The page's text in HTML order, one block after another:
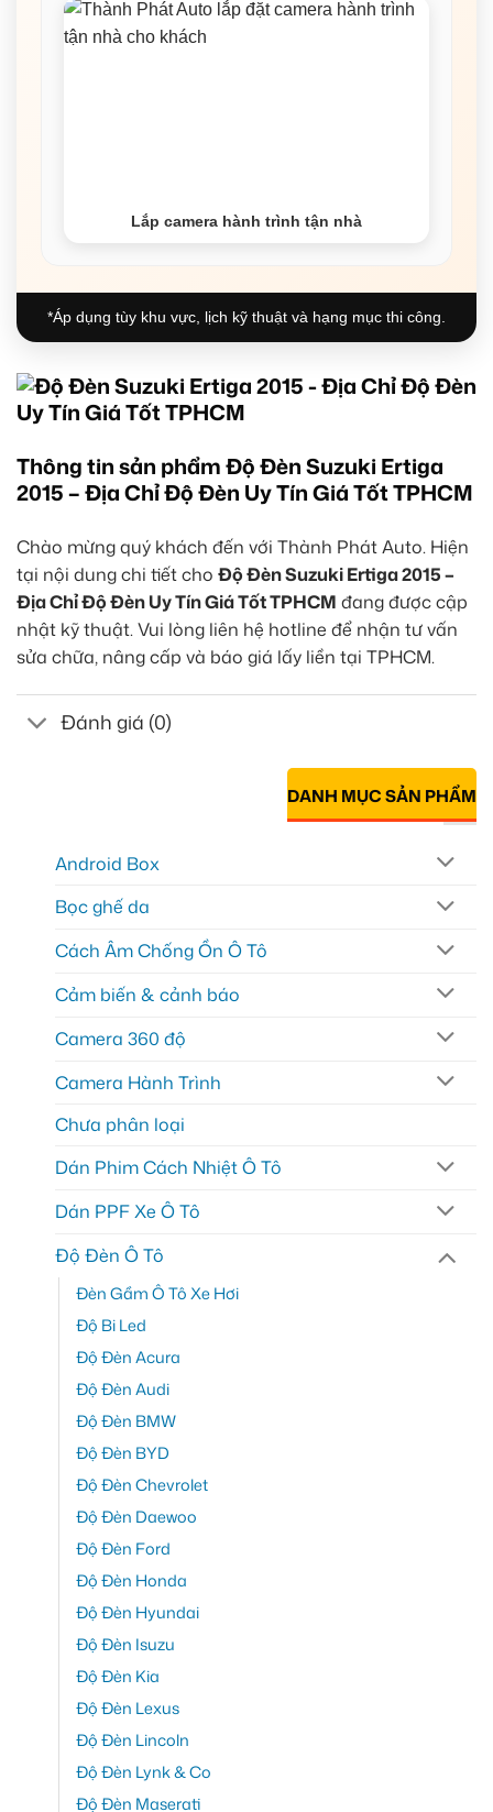
Lắp camera hành trình tận nhà
*Áp dụng tùy khu vực, lịch kỹ thuật và hạng mục thi công.
Thông tin sản phẩm Độ Đèn Suzuki Ertiga
2015 – Địa Chỉ Độ Đèn Uy Tín Giá Tốt TPHCM
Chào mừng quý khách đến với Thành Phát Auto. Hiện
tại nội dung chi tiết cho Độ Đèn Suzuki Ertiga 2015 –
Địa Chỉ Độ Đèn Uy Tín Giá Tốt TPHCM đang được cập
nhật kỹ thuật. Vui lòng liên hệ hotline để nhận tư vấn
sửa chữa, nâng cấp và báo giá lấy liền tại TPHCM.
Đánh giá (0)
DANH MỤC SẢN PHẨM
Android Box
Bọc ghế da
Cách Âm Chống Ồn Ô Tô
Cảm biến & cảnh báo
Camera 360 độ
Camera Hành Trình
Chưa phân loại
Dán Phim Cách Nhiệt Ô Tô
Dán PPF Xe Ô Tô
Độ Đèn Ô Tô
Đèn Gầm Ô Tô Xe Hơi
Độ Bi Led
Độ Đèn Acura
Độ Đèn Audi
Độ Đèn BMW
Độ Đèn BYD
Độ Đèn Chevrolet
Độ Đèn Daewoo
Độ Đèn Ford
Độ Đèn Honda
Độ Đèn Hyundai
Độ Đèn Isuzu
Độ Đèn Kia
Độ Đèn Lexus
Độ Đèn Lincoln
Độ Đèn Lynk & Co
Độ Đèn Maserati